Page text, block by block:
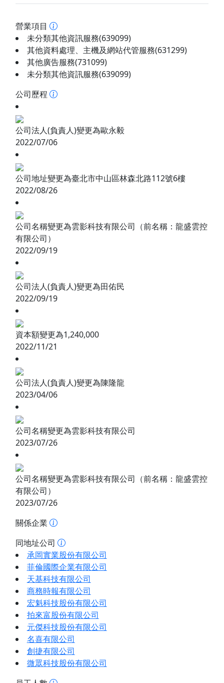
營業項目
未分類其他資訊服務(639099)
其他資料處理、主機及網站代管服務(631299)
其他廣告服務(731099)
未分類其他資訊服務(639099)
公司歷程
公司法人(負責人)變更為歐永毅
2022/07/06
公司地址變更為臺北市中山區林森北路112號6樓
2022/08/26
公司名稱變更為雲影科技有限公司（前名稱：龍盛雲控
有限公司）
2022/09/19
公司法人(負責人)變更為田佑民
2022/09/19
資本額變更為1,240,000
2022/11/21
公司法人(負責人)變更為陳隆龍
2023/04/06
公司名稱變更為雲影科技有限公司
2023/07/26
公司名稱變更為雲影科技有限公司（前名稱：龍盛雲控
有限公司）
2023/07/26
關係企業
同地址公司
承岡實業股份有限公司
菲倫國際企業有限公司
天基科技有限公司
商務時報有限公司
宏魁科技股份有限公司
拍來富股份有限公司
元傑科技股份有限公司
名喜有限公司
創捷有限公司
微眾科技股份有限公司